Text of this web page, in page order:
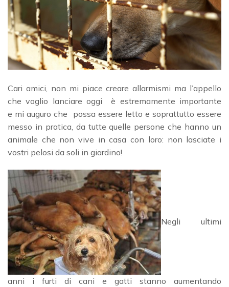
Cari amici, non mi piace creare allarmismi ma l’appello
che voglio lanciare oggi è estremamente importante
e mi auguro che possa essere letto e soprattutto essere
messo in pratica, da tutte quelle persone che hanno un
animale che non vive in casa con loro: non lasciate i
vostri pelosi da soli in giardino!
Negli ultimi
anni i furti di cani e gatti stanno aumentando